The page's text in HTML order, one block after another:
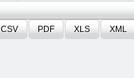
CSV PDF XLS XML